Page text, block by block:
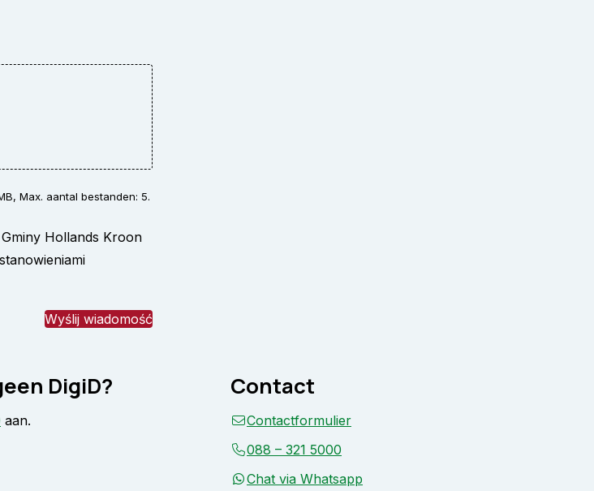
Max. aantal bestanden: 5.
nieuw tabblad)
Hollands Kroon
DigiD?
aan.
Contact
Contactformulier
088 – 321 5000
Chat via Whatsapp